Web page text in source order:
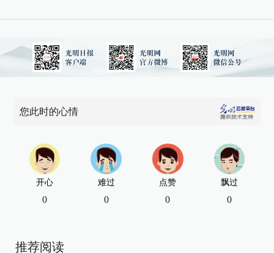
您此时的心情
开心
0
难过
0
点赞
0
飘过
0
推荐阅读